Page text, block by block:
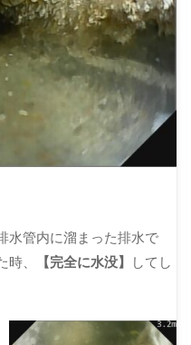
水管内に溜まった排水で
、 【完全に水没】
してし